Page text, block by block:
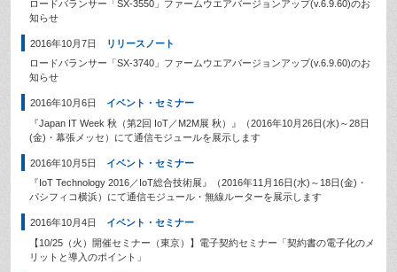
ロードバランサー「SX-3550」ファームウエアバージョンアップ(v.6.9.60)のお
知らせ
2016年10月7日
リリースノート
ロードバランサー「SX-3740」ファームウエアバージョンアップ(v.6.9.60)のお
知らせ
2016年10月6日
イベント・セミナー
『Japan IT Week 秋（第2回 IoT／M2M展 秋）』（2016年10月26日(水)～28日
(金)・幕張メッセ）にて通信モジュールを展示します
2016年10月5日
イベント・セミナー
『IoT Technology 2016／IoT総合技術展』（2016年11月16日(水)～18日(金)・
パシフィコ横浜）にて通信モジュール・無線ルーターを展示します
2016年10月4日
イベント・セミナー
【10/25（火）開催セミナー（東京）】電子契約セミナー「契約書の電子化のメ
リットと導入のポイント」